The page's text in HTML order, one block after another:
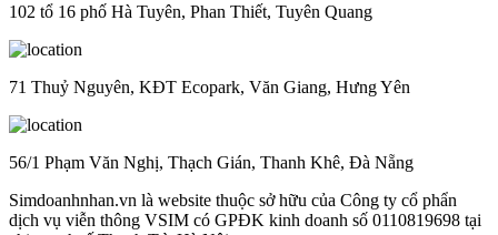
102 tổ 16 phố Hà Tuyên, Phan Thiết, Tuyên Quang
71 Thuỷ Nguyên, KĐT Ecopark, Văn Giang, Hưng Yên
56/1 Phạm Văn Nghị, Thạch Gián, Thanh Khê, Đà Nẵng
Simdoanhnhan.vn là website thuộc sở hữu của Công ty cổ phẩn
dịch vụ viễn thông VSIM có GPĐK kinh doanh số 0110819698 tại